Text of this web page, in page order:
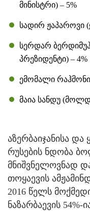
მინისტრი) – 5%
სადირ ჟაპაროვი
სერდარ
პრეზიდენტი) – 4%
ემომალი რაჰმონი
მაია სანდუ
აზერბაიჯანისა
რუსების ნდობა
მნიშვნელოვნად
თოყაევის
2016 წელს
ნაზარბაევის